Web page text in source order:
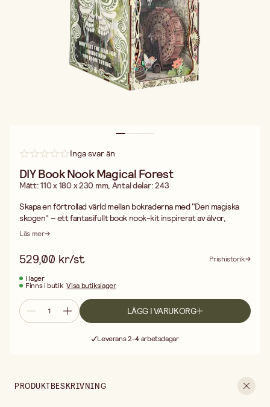
Inga svar än
DIY Book Nook Magical Forest
Mått: 110 x 180 x 230 mm, Antal delar: 243
Skapa en förtrollad värld mellan bokraderna med "Den magiska
skogen" – ett fantasifullt book nook-kit inspirerat av älvor,
skogens djur och sagolik natur. Med sina 243 delar bygger du ett
varelser.
En kreativ utmaning för den nyfikna
Detta DIY-kit rekommenderas från 14 år och uppåt. Med många
små och detaljrika delar krävs både noggrannhet och tålamod –
perfekt för dig som älskar pilliga projekt. Ingen limning är
nödvändig, men det kan rekommenderas för extra stabilitet.
Smart monteringstips
försiktigt med den medföljande filen. Ett annat knep är att gnida
Antal delar: 243
Läs mer
529,00 kr/st
Prishistorik
I lager
Finns i butik Visa butikslager
LÄGG I VARUKORG
Fri frakt vid köp över 499:-
Leverans 2-4 arbetsdagar
PRODUKTBESKRIVNING